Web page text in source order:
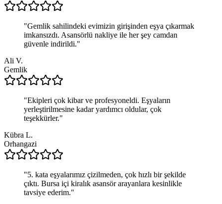
"Gemlik sahilindeki evimizin girişinden eşya çıkarmak
imkansızdı. Asansörlü nakliye ile her şey camdan
güvenle indirildi."
Ali V.
Gemlik
"Ekipleri çok kibar ve profesyoneldi. Eşyaların
yerleştirilmesine kadar yardımcı oldular, çok
teşekkürler."
Kübra L.
Orhangazi
"5. kata eşyalarımız çizilmeden, çok hızlı bir şekilde
çıktı. Bursa içi kiralık asansör arayanlara kesinlikle
tavsiye ederim."